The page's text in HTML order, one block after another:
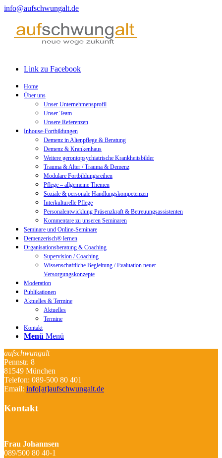
info@aufschwungalt.de
Link zu Facebook
Home
Über uns
Unser Unternehmensprofil
Unser Team
Unsere Referenzen
Inhouse-Fortbildungen
Demenz in Altenpflege & Beratung
Demenz & Krankenhaus
Weitere gerontopsychiatrische Krankheitsbilder
Trauma & Alter / Trauma & Demenz
Modulare Fortbildungsreihen
Pflege – allgemeine Themen
Soziale & personale Handlungskompetenzen
Interkulturelle Pflege
Personalentwicklung Präsenzkraft & Betreuungsassistenten
Kommentare zu unseren Seminaren
Seminare und Online-Seminare
Demenzerisch® lernen
Organisationsberatung & Coaching
Supervision / Coaching
Wissenschaftliche Begleitung / Evaluation neuer
Versorgungskonzepte
Moderation
Publikationen
Aktuelles & Termine
Aktuelles
Termine
Kontakt
Menü Menü
aufschwungalt
Pennstr. 8
81549 München
Telefon: 089-500 80 401
Email: info[at]aufschwungalt.de
Kontakt
Frau Johannsen
089/500 80 40-1